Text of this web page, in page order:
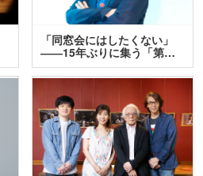
「同窓会にはしたくない」
――15年ぶりに集う「第…